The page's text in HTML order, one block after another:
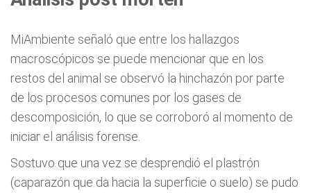
MiAmbiente señaló que entre los hallazgos
macroscópicos se puede mencionar que en los
restos del animal se observó la hinchazón por parte
de los procesos comunes por los gases de
descomposición, lo que se corroboró al momento de
iniciar el análisis forense.
Sostuvo que una vez se desprendió el plastrón
(caparazón que da hacia la superficie o suelo) se pudo